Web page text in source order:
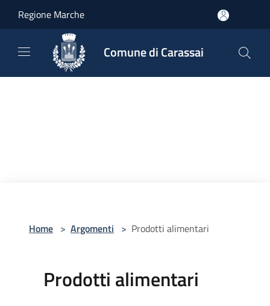
Regione Marche
Comune di Carassai
Home > Argomenti > Prodotti alimentari
Prodotti alimentari